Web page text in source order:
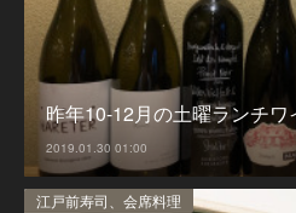
昨年10-12月の土曜ランチワ
2019.01.30 01:00
江戸前寿司、会席料理